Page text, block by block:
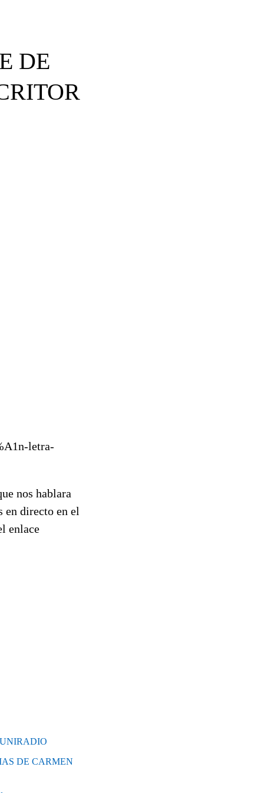
DE
letra-
nos hablara
en directo en el
enlace
DE CARMEN